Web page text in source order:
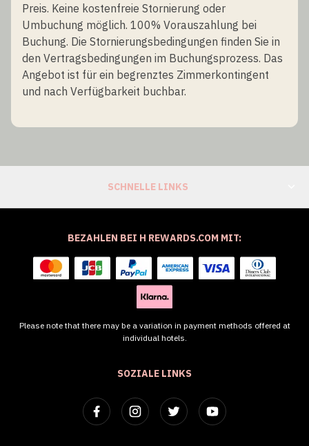
Preis. Keine kostenfreie Stornierung oder
Umbuchung möglich. 100% Vorauszahlung bei
Buchung. Die Stornierungsbedingungen finden Sie in
den Vertragsbedingungen im Buchungsprozess. Das
Angebot ist für ein begrenztes Zimmerkontingent
und nach Verfügbarkeit buchbar.
SCHNELLE LINKS
SOZIALE LINKS
BEZAHLEN BEI H REWARDS.COM MIT:
Please note that there may be a variation in payment methods offered at
individual hotels.